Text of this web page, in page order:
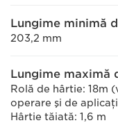
Lungime minimă
203,2 mm
Lungime maximă
Rolă de hârtie: 18m
operare şi de
Hârtie tăiată: 1,6 m